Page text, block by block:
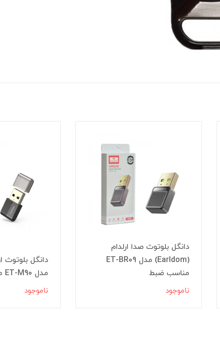
دانگل بلوتوث صدا ارلدام
(Earldom) مدل ET-BR09
مناسب ضبط
ناموجود
مدل ET-M90 مناسب ضبط
ناموجود